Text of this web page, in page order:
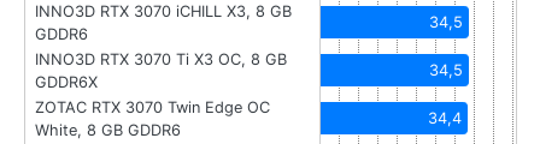
INNO3D RTX 3070 iCHILL X3, 8 GB
GDDR6
34,5
INNO3D RTX 3070 Ti X3 OC, 8 GB
GDDR6X
34,5
ZOTAC RTX 3070 Twin Edge OC
White, 8 GB GDDR6
34,4